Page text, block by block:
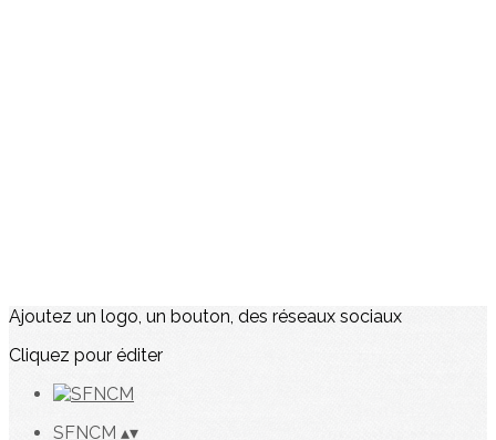
Ajoutez un logo, un bouton, des réseaux sociaux
Cliquez pour éditer
SFNCM ▴▾